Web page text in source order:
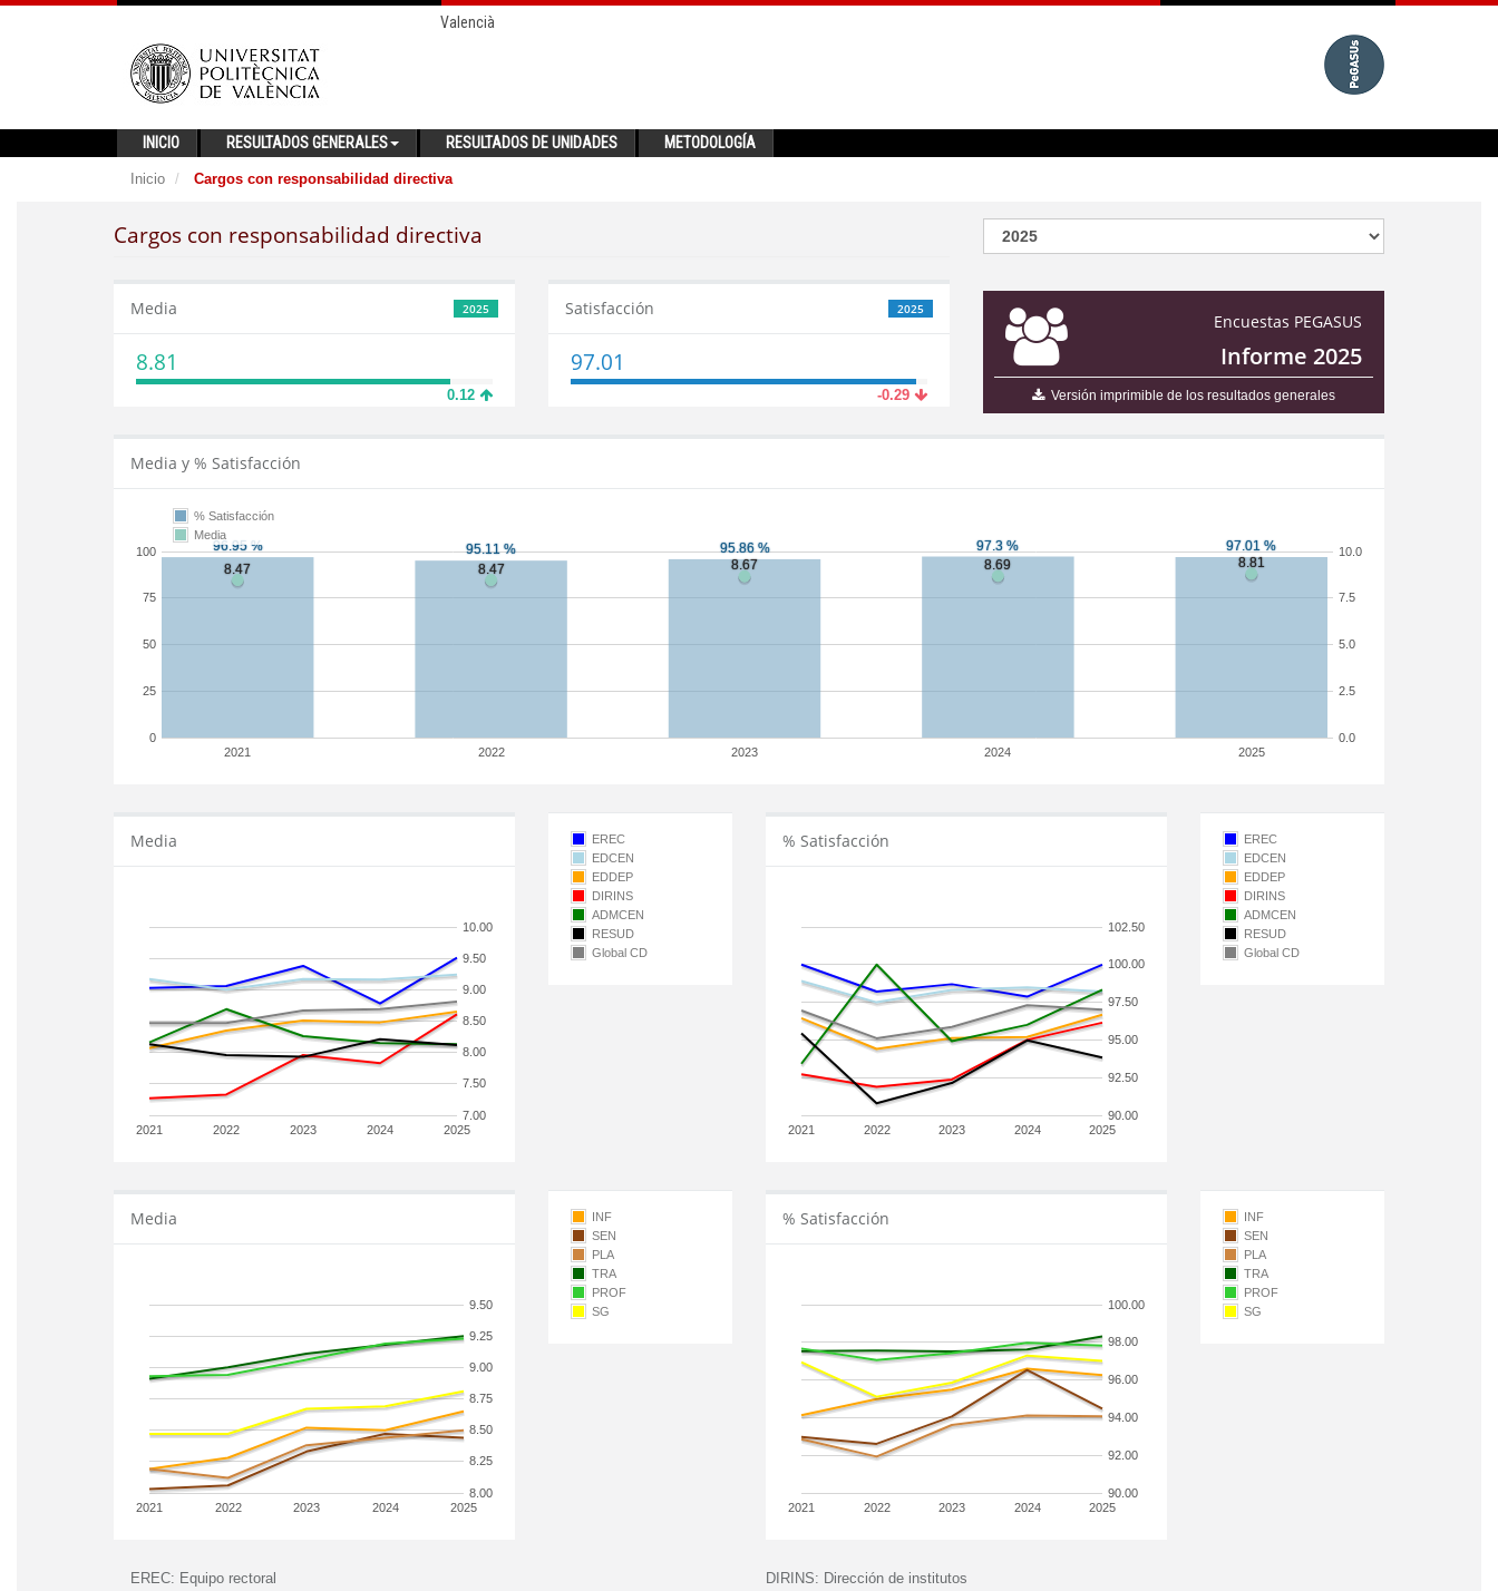
Valencià
INICIO RESULTADOS GENERALES RESULTADOS DE UNIDADES METODOLOGÍA
Inicio Cargos con responsabilidad directiva
Cargos con responsabilidad directiva
Encuestas PEGASUS
Informe 2025
Versión imprimible de los resultados generales
2025
Media
8.81
0.12
2025
Satisfacción
97.01
-0.29
Media y % Satisfacción
2021 2022 2023 2024 2025
0
25
50
75
100
0.0
2.5
5.0
7.5
10.0
% Satisfacción
Media
Media
2021 2022 2023 2024 2025
7.00
7.50
8.00
8.50
9.00
9.50
10.00
EREC
EDCEN
EDDEP
DIRINS
ADMCEN
RESUD
Global CD
% Satisfacción
2021 2022 2023 2024 2025
90.00
92.50
95.00
97.50
100.00
102.50
EREC
EDCEN
EDDEP
DIRINS
ADMCEN
RESUD
Global CD
Media
2021 2022 2023 2024 2025
8.00
8.25
8.50
8.75
9.00
9.25
9.50
INF
SEN
PLA
TRA
PROF
SG
% Satisfacción
2021 2022 2023 2024 2025
90.00
92.00
94.00
96.00
98.00
100.00
INF
SEN
PLA
TRA
PROF
SG
EREC: Equipo rectoral
DIRINS: Dirección de institutos